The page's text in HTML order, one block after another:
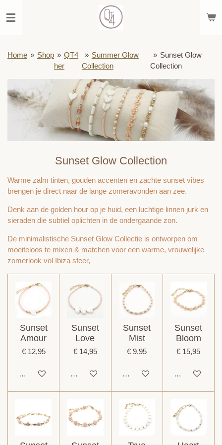
direct
hoofdinhoud
Home » Shop » QT4
her
» Summer Glow
Collection
» Sunset Glow
Collection
Sunset Glow Collection
Warme zalm tinten, gouden accenten en zachte sunset vibes
brengen je direct naar de lange zomeravonden aan zee.
Denk aan de golden hour op je huid, een luchtige linnen jurk en
sieraden die subtiel oplichten in de ondergaande zon.
De minimalistische Sunset Glow Collectie is ontworpen om
moeiteloos te mixen & matchen voor een warme, vrouwelijke
zomerlook vol Ibiza sfeer,
Sunset
Amour
€ 12,95
In winkelwagen
Sunset
Love
€ 14,95
In winkelwagen
Sunset
Mist
€ 9,95
In winkelwagen
Sunset
Bloom
€ 15,95
In